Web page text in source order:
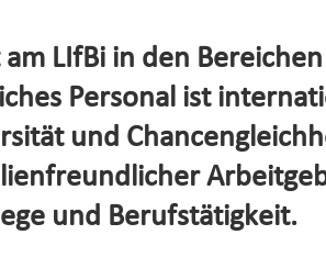
LIfBi in den
Personal ist
und
und Berufstätigkeit.